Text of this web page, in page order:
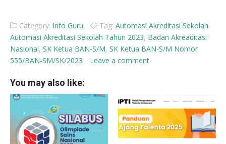
Category: Info Guru Tag: Automasi Akreditasi Sekolah,
Automasi Akreditasi Sekolah Tahun 2023, Badan Akreaditasi
Nasional, SK Ketua BAN-S/M, SK Ketua BAN-S/M Nomor
555/BAN-SM/SK/2023
Leave a comment
You may also like: